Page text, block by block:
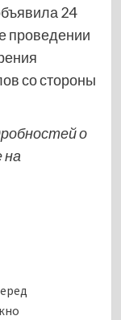
24
проведении
со стороны
о
на